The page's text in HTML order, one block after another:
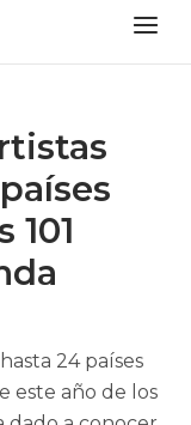
Menu
24 países
este año de los